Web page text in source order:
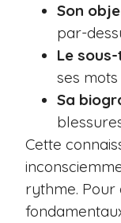
Son
par-
Le
ses mots
Sa
Cette
rythme.